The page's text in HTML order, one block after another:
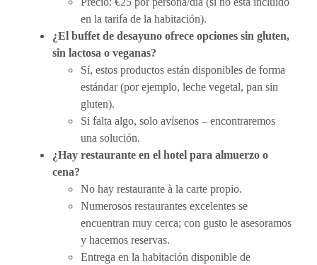
en la tarifa de la habitación).
¿El buffet de desayuno ofrece opciones sin gluten,
sin lactosa o veganas?
Sí, estos productos están disponibles de forma
estándar (por ejemplo, leche vegetal, pan sin
gluten).
Si falta algo, solo avísenos – encontraremos
una solución.
¿Hay restaurante en el hotel para almuerzo o
cena?
No hay restaurante à la carte propio.
Numerosos restaurantes excelentes se
encuentran muy cerca; con gusto le asesoramos
y hacemos reservas.
Entrega en la habitación disponible de